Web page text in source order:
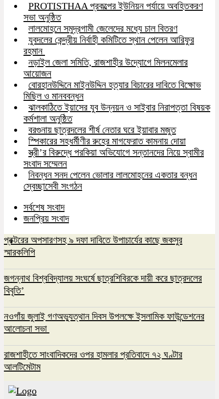
PROTISTHAA প্রকল্পের ইউনিয়ন পর্যায়ে অবহিতকরণ
সভা অনুষ্ঠিত
লালমোহনে সমুদ্রগামী জেলেদের মধ্যে চাল বিতরণ
যুবদলের কেন্দ্রীয় নির্বাহী কমিটিতে স্থান পেলেন আরিফুর
রহমান
নড়াইল জেলা সমিতি, রাজশাহীর উদ্যোগে মিলনমেলার
আয়োজন
বোরহানউদ্দিনে মাইনউদ্দিন হত্যার বিচারের দাবিতে বিক্ষোভ
মিছিল ও মানববন্ধন
ঝালকাঠিতে ইয়াসের যুব উন্নয়ন ও সাইবার নিরাপত্তা বিষয়ক
কর্মশালা অনুষ্ঠিত
বরগুনায় ছাত্রদলের শীর্ষ নেতার ঘরে ইয়াবার মজুত
স্পিকারের সহধর্মীণীর রুহের মাগফেরাত কামনায় দোয়া
স্ত্রী’র বিরুদ্ধে পরকিয়া অভিযোগে সন্তানদের নিয়ে স্বামীর
সংবাদ সম্মেলন
নিবন্ধন সনদ পেলেন ভোলার লালমোহনের একতার বন্ধন
স্বেচ্ছাসেবী সংগঠন
সর্বশেষ সংবাদ
জনপ্রিয় সংবাদ
প্রক্টরের অপসারণসহ ৯ দফা দাবিতে উপাচার্যের কাছে জকসুর
স্মারকলিপি
জগন্নাথ বিশ্ববিদ্যালয় সংঘর্ষে ছাত্রশিবিরকে দায়ী করে ছাত্রদলের
বিবৃতি’
নওগাঁয় জুলাই গণঅভ্যুত্থান দিবস উপলক্ষে ইসলামিক ফাউন্ডেশনের
আলোচনা সভা
রাজশাহীতে সাংবাদিকদের ওপর হামলার প্রতিবাদে ৭২ ঘণ্টার
আলটিমেটাম